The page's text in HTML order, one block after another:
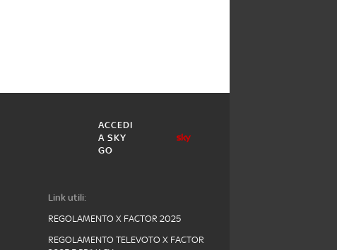
ACCEDI
A SKY
GO
Link utili:
REGOLAMENTO X FACTOR 2025
REGOLAMENTO TELEVOTO X FACTOR